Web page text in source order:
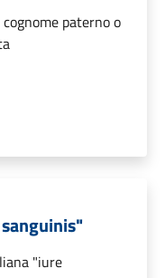
paterno o
"iure